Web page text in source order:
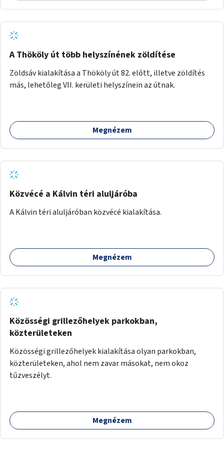
A Thököly út több helyszínének zöldítése
Zöldsáv kialakítása a Thököly út 82. előtt, illetve zöldítés
más, lehetőleg VII. kerületi helyszínein az útnak.
Megnézem
Közvécé a Kálvin téri aluljáróba
A Kálvin téri aluljáróban közvécé kialakítása.
Megnézem
Közösségi grillezőhelyek parkokban,
közterületeken
Közösségi grillezőhelyek kialakítása olyan parkokban,
közterületeken, ahol nem zavar másokat, nem okoz
tűzveszélyt.
Megnézem